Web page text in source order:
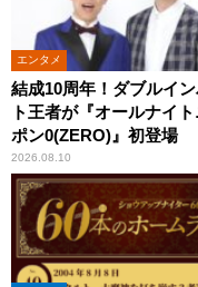
エンタメ
結成10周年！ダブルイン
ト王者が『オールナイト
ポン0(ZERO)』初登場
2026.08.10